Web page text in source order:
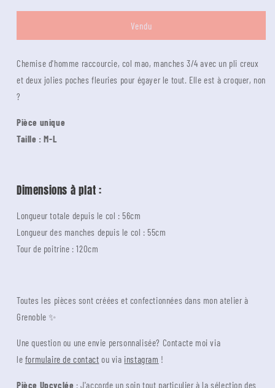
quantité
Chemise
quantité
Chemise
Vendu
Chemise d'homme raccourcie, col mao, manches 3/4 avec un pli creux
et deux jolies poches fleuries pour égayer le tout. Elle est à croquer, non
?
Pièce unique
Taille : M-L
Dimensions à plat :
Longueur totale depuis le col : 56cm
Longueur des manches depuis le col : 55cm
Tour de poitrine : 120cm
Toutes les pièces sont créées et confectionnées dans mon atelier à
Grenoble ✨
Une question ou une envie personnalisée? Contacte moi via
le formulaire de contact ou via instagram !
Pièce Upcyclée : J'accorde un soin tout particulier à la sélection des